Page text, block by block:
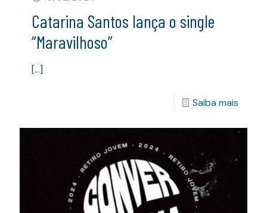
Catarina Santos lança o single
“Maravilhoso”
[…]
Saiba mais